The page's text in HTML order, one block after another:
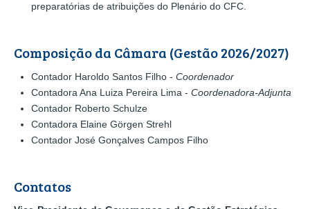
preparatórias de atribuições do Plenário do CFC.
Composição da Câmara (Gestão 2026/2027)
Contador Haroldo Santos Filho - Coordenador
Contadora Ana Luiza Pereira Lima - Coordenadora-Adjunta
Contador Roberto Schulze
Contadora Elaine Görgen Strehl
Contador José Gonçalves Campos Filho
Contatos